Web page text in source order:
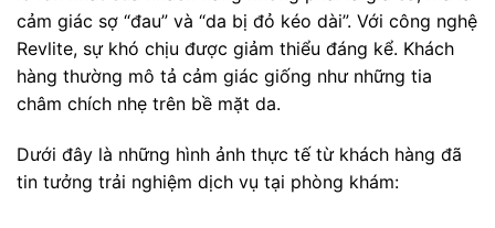
cảm giác sợ “đau” và “da bị đỏ kéo dài”. Với công nghệ
Revlite, sự khó chịu được giảm thiểu đáng kể. Khách
hàng thường mô tả cảm giác giống như những tia
châm chích nhẹ trên bề mặt da.
Dưới đây là những hình ảnh thực tế từ khách hàng đã
tin tưởng trải nghiệm dịch vụ tại phòng khám: